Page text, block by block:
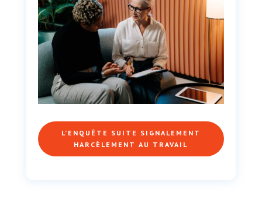
L’ENQUÊTE SUITE SIGNALEMENT
HARCÈLEMENT AU TRAVAIL